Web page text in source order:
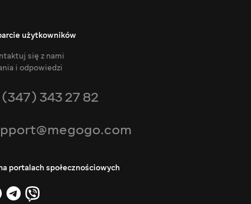
użytkowników
się z nami
i odpowiedzi
(347) 343 27 82
portalach społecznościowych